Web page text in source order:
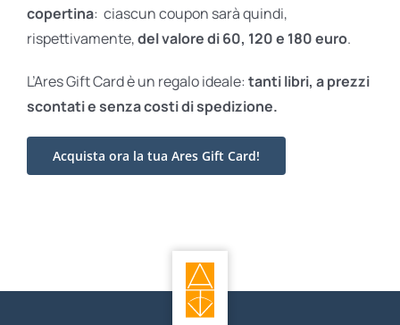
copertina: ciascun coupon sarà quindi,
rispettivamente,del valore di 60, 120 e 180 euro.
L’Ares Gift Card è un regalo ideale: tanti libri, a prezzi
scontati esenza costi di spedizione.
Acquista ora la tua Ares Gift Card!